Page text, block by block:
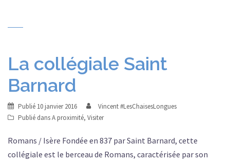
La collégiale Saint
Barnard
Publié 10 janvier 2016
Vincent #LesChaisesLongues
Publié dansA proximité, Visiter
Romans / Isère Fondée en 837 par Saint Barnard, cette
collégiale est le berceau de Romans, caractérisée par son